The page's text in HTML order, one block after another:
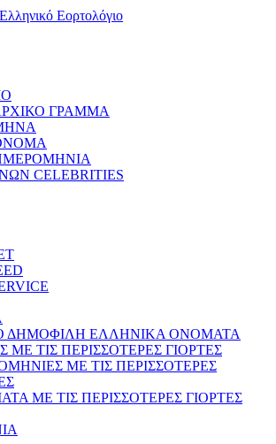
Ελληνικό Εορτολόγιο
ΓΡΑΜΜΑ
CELEBRITIES
ΔΗΜΟΦΙΛΗ ΕΛΛΗΝΙΚΑ ΟΝΟΜΑΤΑ
ΜΕ ΤΙΣ ΠΕΡΙΣΣΟΤΕΡΕΣ ΓΙΟΡΤΕΣ
ΜΕ ΤΙΣ ΠΕΡΙΣΣΟΤΕΡΕΣ
ΜΕ ΤΙΣ ΠΕΡΙΣΣΟΤΕΡΕΣ ΓΙΟΡΤΕΣ